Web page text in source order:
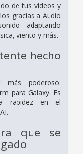
de tus vídeos y
gracias a Audio
adaptando
viento y más.
hecho
más poderoso:
para Galaxy. Es
rapidez en el
que se